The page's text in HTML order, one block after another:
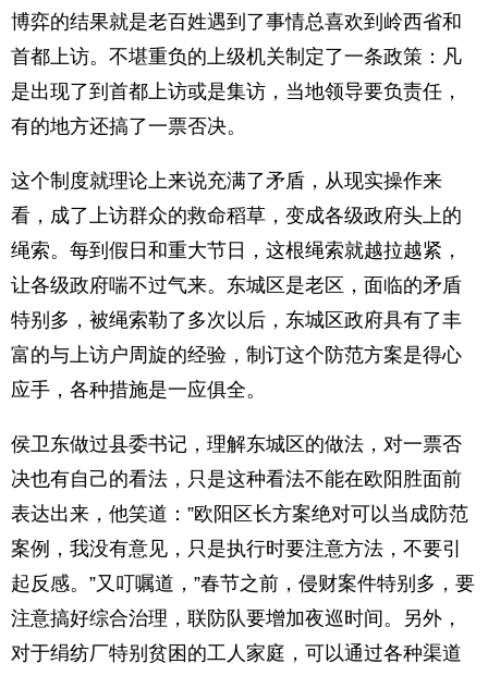
博弈的结果就是老百姓遇到了事情总喜欢到岭西省和
首都上访。不堪重负的上级机关制定了一条政策：凡
是出现了到首都上访或是集访，当地领导要负责任，
有的地方还搞了一票否决。
这个制度就理论上来说充满了矛盾，从现实操作来
看，成了上访群众的救命稻草，变成各级政府头上的
绳索。每到假日和重大节日，这根绳索就越拉越紧，
让各级政府喘不过气来。东城区是老区，面临的矛盾
特别多，被绳索勒了多次以后，东城区政府具有了丰
富的与上访户周旋的经验，制订这个防范方案是得心
应手，各种措施是一应俱全。
侯卫东做过县委书记，理解东城区的做法，对一票否
决也有自己的看法，只是这种看法不能在欧阳胜面前
表达出来，他笑道：”欧阳区长方案绝对可以当成防范
案例，我没有意见，只是执行时要注意方法，不要引
起反感。”又叮嘱道，”春节之前，侵财案件特别多，要
注意搞好综合治理，联防队要增加夜巡时间。另外，
对于绢纺厂特别贫困的工人家庭，可以通过各种渠道